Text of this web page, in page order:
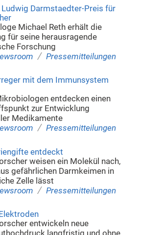
Ludwig Darmstaedter-Preis für
Michael Reth erhält die
für seine herausragende
Forschung
/ Pressemitteilungen
mit dem Immunsystem
entdecken einen
zur Entwicklung
Medikamente
/ Pressemitteilungen
entdeckt
weisen ein Molekül nach,
gefährlichen Darmkeimen in
Zelle lässt
/ Pressemitteilungen
entwickeln neue